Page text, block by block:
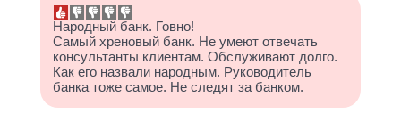
Народный банк. Говно!
Самый хреновый банк. Не умеют отвечать
консультанты клиентам. Обслуживают долго.
Как его назвали народным. Руководитель
банка тоже самое. Не следят за банком.